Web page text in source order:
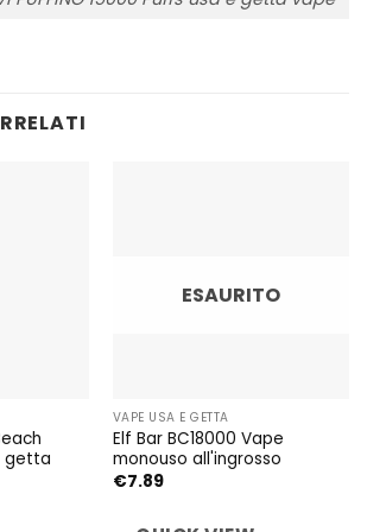
getta
ESAURITO
VAPE USA E GETTA
Elf Bar BC18000 Vape
monouso all'ingrosso
€7.89